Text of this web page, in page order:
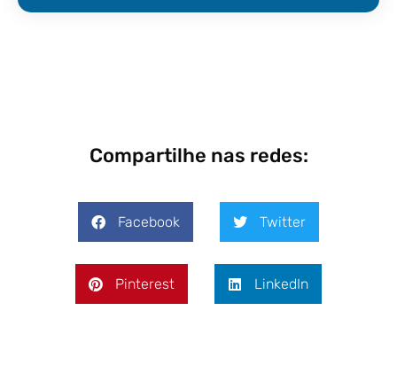
Compartilhe nas redes:
Facebook Twitter
Pinterest LinkedIn